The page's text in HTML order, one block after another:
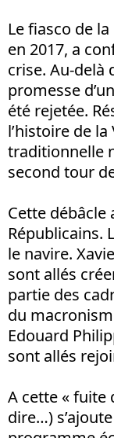
Le fiasco de
en 2017, a
crise. Au-delà
promesse
été rejetée.
l’histoire de la
traditionnelle
second tour
Cette débâcle
Républicains.
le navire.
sont allés
partie des
du
Edouard
sont allés
A cette « fuite
dire…)